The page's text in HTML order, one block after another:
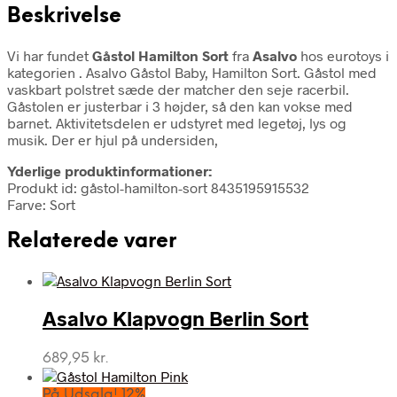
Beskrivelse
Vi har fundet Gåstol Hamilton Sort fra Asalvo hos eurotoys i
kategorien . Asalvo Gåstol Baby, Hamilton Sort. Gåstol med
vaskbart polstret sæde der matcher den seje racerbil.
Gåstolen er justerbar i 3 højder, så den kan vokse med
barnet. Aktivitetsdelen er udstyret med legetøj, lys og
musik. Der er hjul på undersiden,
Yderlige produktinformationer:
Produkt id: gåstol-hamilton-sort 8435195915532
Farve: Sort
Relaterede varer
Asalvo Klapvogn Berlin Sort
689,95 kr.